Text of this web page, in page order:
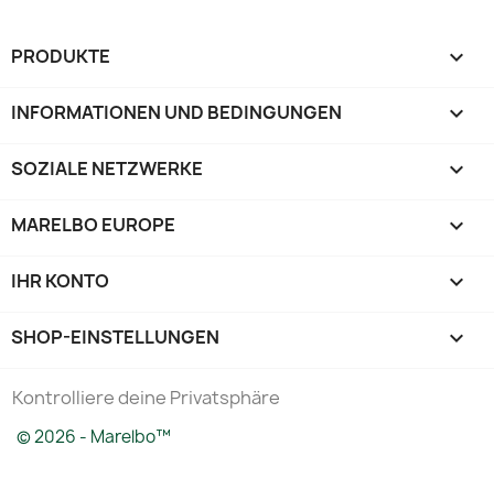
PRODUKTE 
INFORMATIONEN UND BEDINGUNGEN 
SOZIALE NETZWERKE 
MARELBO EUROPE 
IHR KONTO 
SHOP-EINSTELLUNGEN keyboard_arrow_down
Kontrolliere deine Privatsphäre
© 2026 - Marelbo™